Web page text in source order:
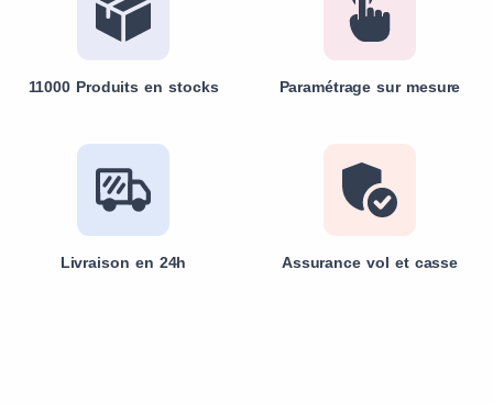
11000 Produits en stocks Paramétrage sur mesure
Livraison en 24h Assurance vol et casse